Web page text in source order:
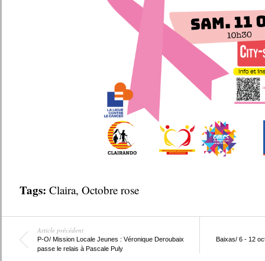
Tags: Claira, Octobre rose
Article précédent
P-O/ Mission Locale Jeunes : Véronique Deroubaix
passe le relais à Pascale Puly
Baixas/ 6 - 12